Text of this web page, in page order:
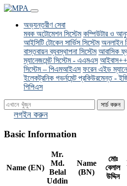
অভ্যন্তরীণ সেবা(current)
মবক অটোমেশন সিস্টেম কম্পিউটার ও
আইসিটি টোকেন সার্ভিস সিস্টেম অনলাইন
বাস্তবায়ন ব্যবস্থাপনা সিস্টেম আবাসিক
ম্যানেজমেন্ট সিস্টেম - এএমএস আইবাস++
সিস্টেম – পিএমআইএস ফরেন এইড
ইলেকট্রনিক গভর্নমেন্ট প্রকিউরমেন্ত -
পিপিএস
সার্চ করুন
লগইন করুন
Basic Information
Name (EN)
Mr.
Md.
Belal
Uddin
Name
(BN)
মোঃ
বেলাল
উদ্দিন